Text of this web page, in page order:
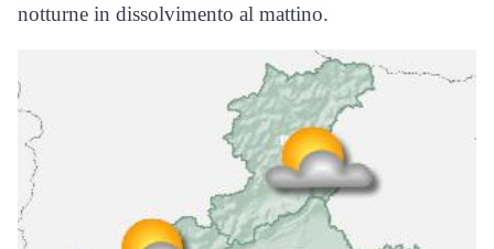
notturne in dissolvimento al mattino.